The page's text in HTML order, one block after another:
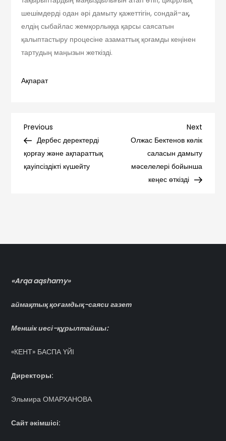
шешімдерді одан әрі дамыту қажеттігін, сондай-ақ,
елдің сыбайлас жемқорлыққа қарсы саясатын
қалыптастыру процесіне азаматтық қоғамды кеңінен
тартудың маңызын жеткізді.
Ақпарат
Навигация
по
Previous
Post
Previous
Дербес деректерді
қорғау және ақпараттық
қауіпсіздікті күшейту
Next
Post
Next
Олжас Бектенов көлік
саласын дамыту
мәселелері бойынша
кеңес өткізді
«Arqa aqshamy»
аймақтық қоғамдық-саяси газет
Меншік иесі-құрылтайшы:
«КЕНТ» БАСПА ҮЙІ
Директоры:
Эльмира ОМАРХАНОВА
Сайт әкімшісі: